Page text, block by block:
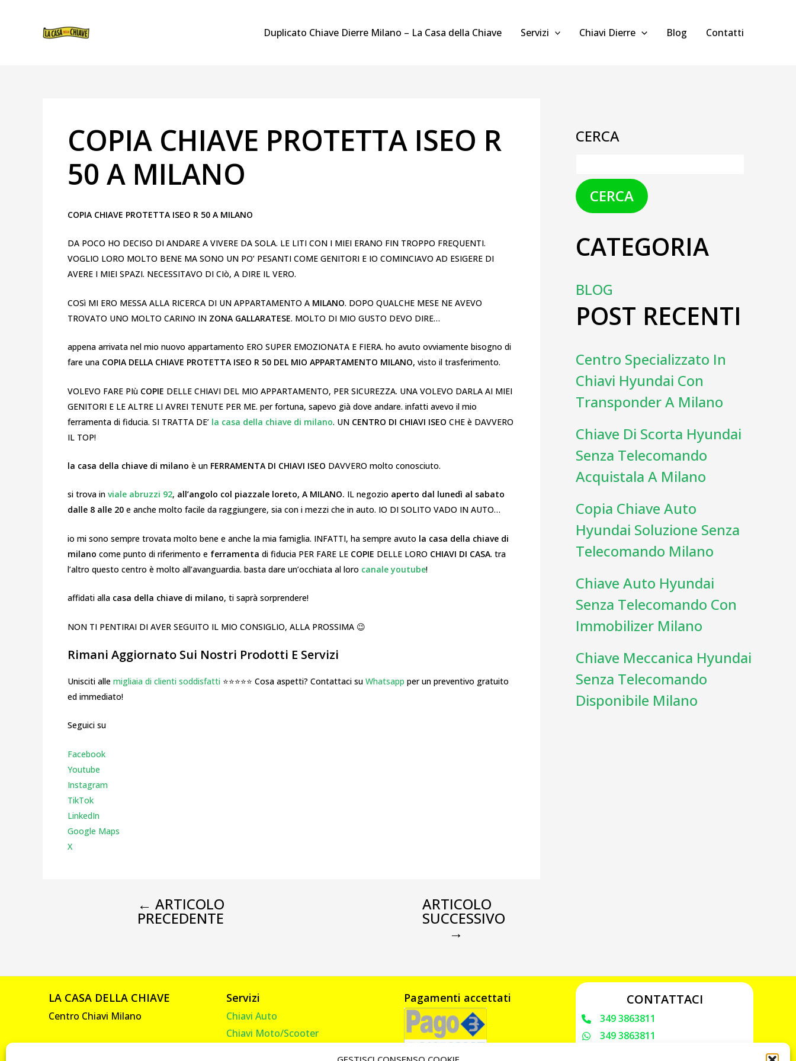
CONTENUTO
Duplicato Chiave Dierre Milano – La Casa della Chiave Servizi Chiavi Dierre Blog Contatti
COPIA CHIAVE PROTETTA ISEO R
50 A MILANO
COPIA CHIAVE PROTETTA ISEO R 50 A MILANO
DA POCO HO DECISO DI ANDARE A VIVERE DA SOLA. LE LITI CON I MIEI ERANO FIN TROPPO FREQUENTI.
VOGLIO LORO MOLTO BENE MA SONO UN PO’ PESANTI COME GENITORI E IO COMINCIAVO AD ESIGERE DI
AVERE I MIEI SPAZI. NECESSITAVO DI CIò, A DIRE IL VERO.
COSì MI ERO MESSA ALLA RICERCA DI UN APPARTAMENTO A MILANO. DOPO QUALCHE MESE NE AVEVO
TROVATO UNO MOLTO CARINO IN ZONA GALLARATESE. MOLTO DI MIO GUSTO DEVO DIRE…
appena arrivata nel mio nuovo appartamento ERO SUPER EMOZIONATA E FIERA. ho avuto ovviamente bisogno di
fare una COPIA DELLA CHIAVE PROTETTA ISEO R 50 DEL MIO APPARTAMENTO MILANO, visto il trasferimento.
VOLEVO FARE PIù COPIE DELLE CHIAVI DEL MIO APPARTAMENTO, PER SICUREZZA. UNA VOLEVO DARLA AI MIEI
GENITORI E LE ALTRE LI AVREI TENUTE PER ME. per fortuna, sapevo già dove andare. infatti avevo il mio
ferramenta di fiducia. SI TRATTA DE’ la casa della chiave di milano. UN CENTRO DI CHIAVI ISEO CHE è DAVVERO
IL TOP!
la casa della chiave di milano è un FERRAMENTA DI CHIAVI ISEO DAVVERO molto conosciuto.
si trova in viale abruzzi 92, all’angolo col piazzale loreto, A MILANO. IL negozio aperto dal lunedì al sabato
dalle 8 alle 20 e anche molto facile da raggiungere, sia con i mezzi che in auto. IO DI SOLITO VADO IN AUTO…
io mi sono sempre trovata molto bene e anche la mia famiglia. INFATTI, ha sempre avuto la casa della chiave di
milano come punto di riferimento e ferramenta di fiducia PER FARE LE COPIE DELLE LORO CHIAVI DI CASA. tra
l’altro questo centro è molto all’avanguardia. basta dare un’occhiata al loro canale youtube!
affidati alla casa della chiave di milano, ti saprà sorprendere!
NON TI PENTIRAI DI AVER SEGUITO IL MIO CONSIGLIO, ALLA PROSSIMA 😉
Rimani Aggiornato Sui Nostri Prodotti E Servizi
Unisciti alle migliaia di clienti soddisfatti ⭐⭐⭐⭐⭐ Cosa aspetti? Contattaci su Whatsapp per un preventivo gratuito
ed immediato!
Seguici su
Facebook
Youtube
Instagram
TikTok
LinkedIn
Google Maps
X
← ARTICOLO
PRECEDENTE
ARTICOLO
SUCCESSIVO
→
CERCA
CERCA
CATEGORIA
BLOG
POST RECENTI
Centro Specializzato In
Chiavi Hyundai Con
Transponder A Milano
Chiave Di Scorta Hyundai
Senza Telecomando
Acquistala A Milano
Copia Chiave Auto
Hyundai Soluzione Senza
Telecomando Milano
Chiave Auto Hyundai
Senza Telecomando Con
Immobilizer Milano
Chiave Meccanica Hyundai
Senza Telecomando
Disponibile Milano
LA CASA DELLA CHIAVE
Centro Chiavi Milano
Servizi
Chiavi Auto
Chiavi Moto/Scooter
Pagamenti accettati CONTATTACI
349 3863811
349 3863811